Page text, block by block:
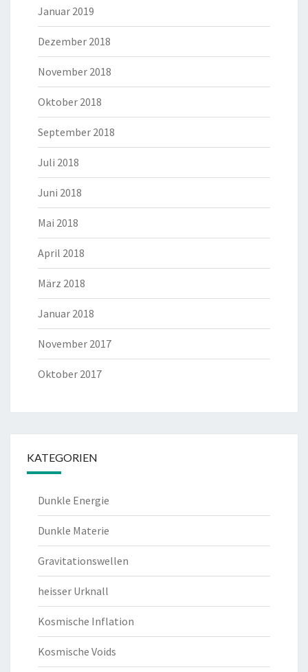
Januar 2019
Dezember 2018
November 2018
Oktober 2018
September 2018
Juli 2018
Juni 2018
Mai 2018
April 2018
März 2018
Januar 2018
November 2017
Oktober 2017
KATEGORIEN
Dunkle Energie
Dunkle Materie
Gravitationswellen
heisser Urknall
Kosmische Inflation
Kosmische Voids